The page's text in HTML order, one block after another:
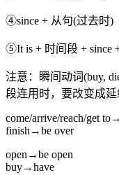
④since + 从句(过去时)
⑤It is + 时间段 + since
注意：瞬间动词(buy,
段连用时，要改变成延
come/arrive/reach/
finish→be over
open→be
buy→have